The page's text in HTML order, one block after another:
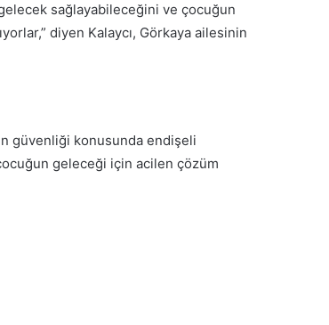
sağlayabileceğini ve çocuğun
diyen Kalaycı, Görkaya ailesinin
güvenliği konusunda endişeli
geleceği için acilen çözüm